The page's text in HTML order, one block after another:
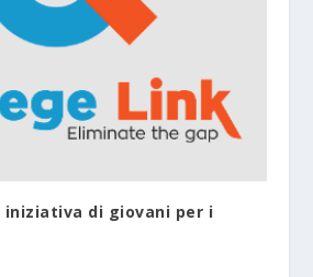
iniziativa di giovani per i